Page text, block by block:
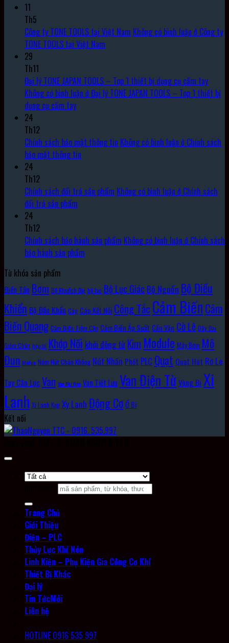
11
Th5
Công ty TONE TOOLS tại Việt Nam Không có bình luận ở Công ty
TONE TOOLS tại Việt Nam
29
Th11
Đại lý TONE JAPAN TOOLS – Top 1 thiết bị dụng cụ cầm tay
Không có bình luận ở Đại lý TONE JAPAN TOOLS – Top 1 thiết bị
dụng cụ cầm tay
24
Th12
Chính sách bảo mật thông tin Không có bình luận ở Chính sách
bảo mật thông tin
24
Th12
Chính sách đổi trả sản phẩm Không có bình luận ở Chính sách
đổi trả sản phẩm
24
Th12
Chính sách bảo hành sản phẩm Không có bình luận ở Chính sách
bảo hành sản phẩm
Từ khóa sản phẩm
Biến Tần Bơm Bộ Khuếch Đại bộ lọc Bộ Lục Giác Bộ Nguồn Bộ Điều
Khiển Bộ Đầu Khẩu Cáp Cáp Kết Nối Công TắcCảm BiếnCảm
Biến Quang Cảm Biến Tiệm Cận Cảm Biến Áp Suất Cần Vặn Cờ Lê Dây Đai
Giảm Chấn Hộp Số Khớp Nối khởi động từ Kìm Module Máy Bơm Mô
Đun Môđun Núm Hút Chân Không Nút Nhấn Phốt PLC Quạt Quạt Hút Rơ Le
Tay Cân Lực Van Van Khí Nén Van Tiết Lưu Van Điện TừVòng Bi Xi
Lanh Xi Lanh Kẹp Xy LanhĐộng CơỔ Bi
Kết nối
Trang Chủ
Giới Thiệu
Điện – PLC
Thủy Lực Khí Nén
Linh Kiện – Phụ Kiện Gia Công Cơ Khí
Thiết Bị Khác
Đại lý
Tin Tức
Liên hệ
HOTLINE 0916 535 997